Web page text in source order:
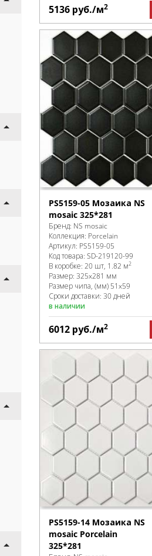
5136 руб./м2
PS5159-05 Мозаика NS
mosaic 325*281
Бренд: NS mosaic
Коллекция: Porcelain
Артикул: PS5159-05
Код товара: SD-219120-99
В коробке: 20 шт, 1.82 м2
Размер: 325x281 мм
Размер чипа, (мм) 51x59
Сроки доставки: 30 дней
в наличии
6012 руб./м2
PS5159-14 Мозаика NS
mosaic Porcelain
325*281